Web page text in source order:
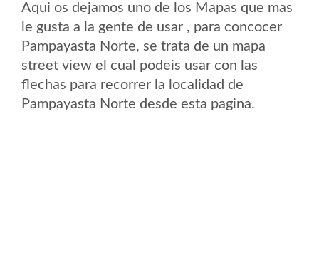
Aqui os dejamos uno de los Mapas que mas
le gusta a la gente de usar , para concocer
Pampayasta Norte, se trata de un mapa
street view el cual podeis usar con las
flechas para recorrer la localidad de
Pampayasta Norte desde esta pagina.